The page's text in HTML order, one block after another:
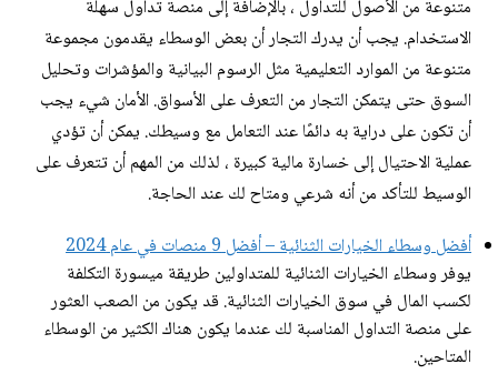
متنوعة من الأصول للتداول ، بالإضافة إلى منصة تداول سهلة
الاستخدام. يجب أن يدرك التجار أن بعض الوسطاء يقدمون مجموعة
متنوعة من الموارد التعليمية مثل الرسوم البيانية والمؤشرات وتحليل
السوق حتى يتمكن التجار من التعرف على الأسواق. الأمان شيء يجب
أن تكون على دراية به دائمًا عند التعامل مع وسيطك. يمكن أن تؤدي
عملية الاحتيال إلى خسارة مالية كبيرة ، لذلك من المهم أن تتعرف على
الوسيط للتأكد من أنه شرعي ومتاح لك عند الحاجة.
أفضل وسطاء الخيارات الثنائية – أفضل 9 منصات في عام 2024
يوفر وسطاء الخيارات الثنائية للمتداولين طريقة ميسورة التكلفة
لكسب المال في سوق الخيارات الثنائية. قد يكون من الصعب العثور
على منصة التداول المناسبة لك عندما يكون هناك الكثير من الوسطاء
المتاحين.